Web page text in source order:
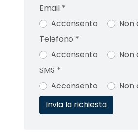
Email *
Acconsento
Non
Telefono *
Acconsento
Non
SMS *
Acconsento
Non